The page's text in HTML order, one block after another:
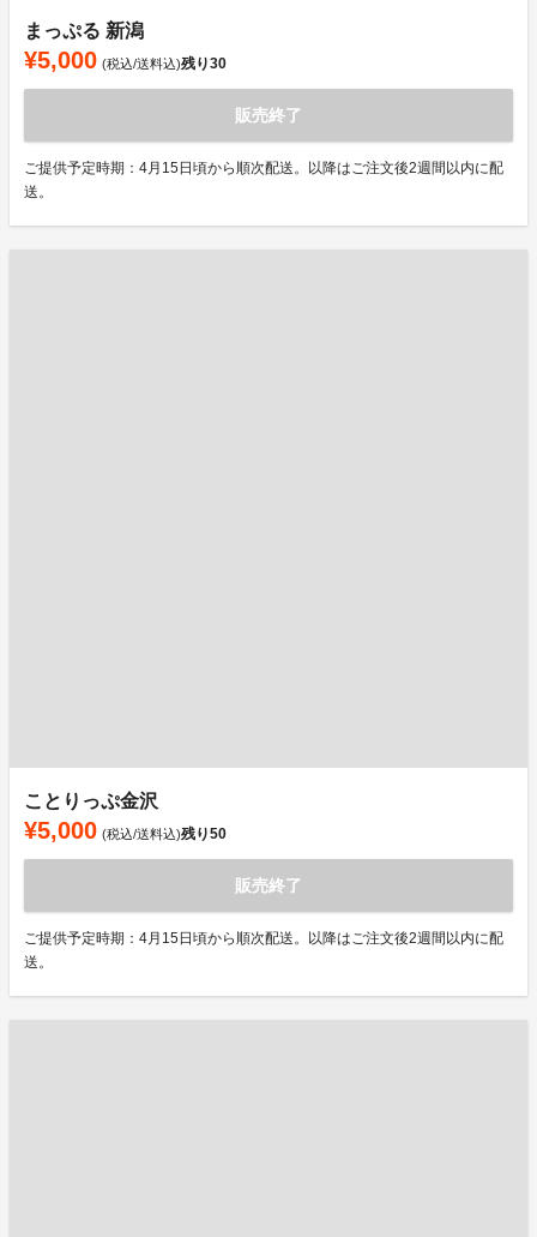
まっぷる 新潟
¥5,000 (税込/送料込)残り30
販売終了
ご提供予定時期：4月15日頃から順次配送。以降はご注文後2週間以内に配
送。
ことりっぷ金沢
¥5,000 (税込/送料込)残り50
販売終了
ご提供予定時期：4月15日頃から順次配送。以降はご注文後2週間以内に配
送。